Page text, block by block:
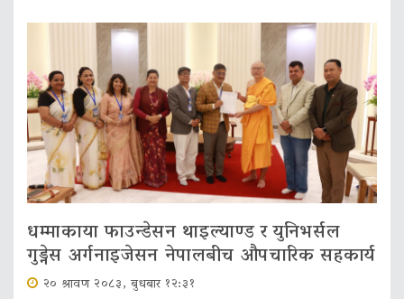
धम्माकाया फाउन्डेसन थाइल्याण्ड र युनिभर्सल
गुड्नेस अर्गनाइजेसन नेपालबीच औपचारिक सहकार्य
२० श्रावण २०८३, बुधबार १२:३१